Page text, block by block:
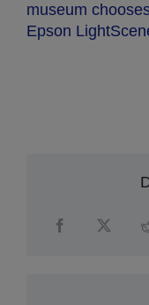
museum
Epson